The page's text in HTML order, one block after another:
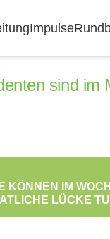
Impulse
sind im
KÖNNEN IM
LÜCKE